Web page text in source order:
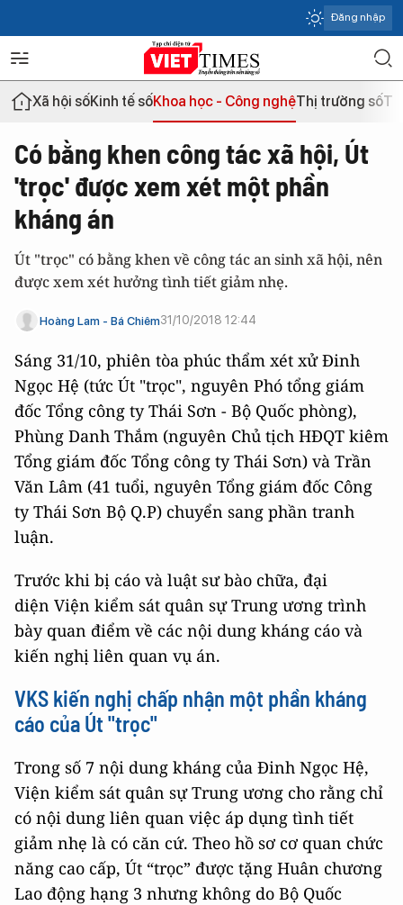
Đăng nhập
Xã hội sốKinh tế sốKhoa học - Công nghệThị trường số
Có bằng khen công tác xã hội, Út
'trọc' được xem xét một phần
kháng án
Út "trọc" có bằng khen về công tác an sinh xã hội, nên
được xem xét hưởng tình tiết giảm nhẹ.
Hoàng Lam - Bá Chiêm31/10/2018 12:44
Sáng 31/10, phiên tòa phúc thẩm xét xử Đinh
Ngọc Hệ (tức Út "trọc", nguyên Phó tổng giám
đốc Tổng công ty Thái Sơn - Bộ Quốc phòng),
Phùng Danh Thắm (nguyên Chủ tịch HĐQT kiêm
Tổng giám đốc Tổng công ty Thái Sơn) và Trần
Văn Lâm (41 tuổi, nguyên Tổng giám đốc Công
ty Thái Sơn Bộ Q.P) chuyển sang phần tranh
luận.
Trước khi bị cáo và luật sư bào chữa, đại
diện Viện kiểm sát quân sự Trung ương trình
bày quan điểm về các nội dung kháng cáo và
kiến nghị liên quan vụ án.
VKS kiến nghị chấp nhận một phần kháng
cáo của Út "trọc"
Trong số 7 nội dung kháng của Đinh Ngọc Hệ,
Viện kiểm sát quân sự Trung ương cho rằng chỉ
có nội dung liên quan việc áp dụng tình tiết
giảm nhẹ là có căn cứ. Theo hồ sơ cơ quan chức
năng cao cấp, Út “trọc” được tặng Huân chương
Lao động hạng 3 nhưng không do Bộ Quốc